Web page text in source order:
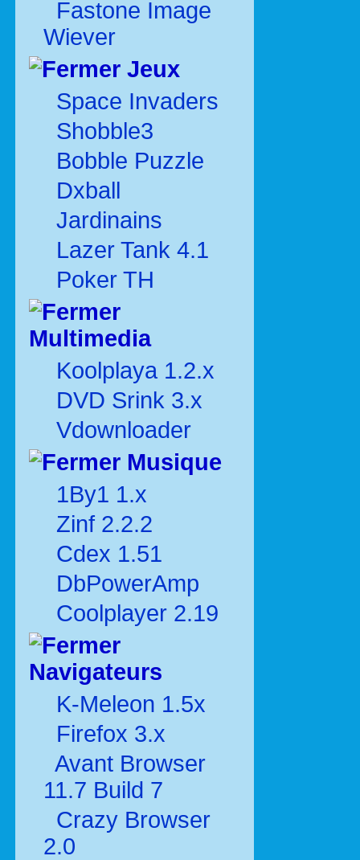
Fastone Image
Wiever
Jeux
Space Invaders
Shobble3
Bobble Puzzle
Dxball
Jardinains
Lazer Tank 4.1
Poker TH
Multimedia
Koolplaya 1.2.x
DVD Srink 3.x
Vdownloader
Musique
1By1 1.x
Zinf 2.2.2
Cdex 1.51
DbPowerAmp
Coolplayer 2.19
Navigateurs
K-Meleon 1.5x
Firefox 3.x
Avant Browser
11.7 Build 7
Crazy Browser
2.0